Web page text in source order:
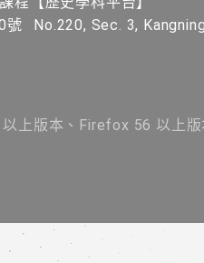
號
No.220, Sec. 3,
以上版本、Firefox 56 以上